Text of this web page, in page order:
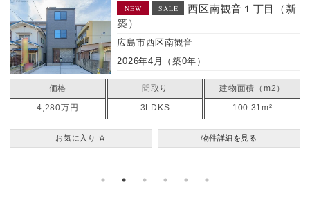
南観音１丁目（新
建物面積（m2）
100.31m²
物件詳細を見る
NEW SALE
廿日
価格
3,199万円
間取り
5LDKS